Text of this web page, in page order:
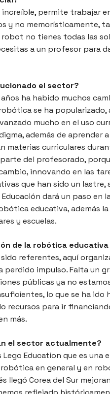
permite trabajar
y no memorísticamente,
robot no tienes todas las
a un profesor para
el sector?
ha habido muchos
se ha
mucho en el uso
además de
materias curriculares
del profesorado,
innovando en las
que han sido un lastre,
Educación dará un paso
educativa, además
y escuelas.
de la robótica
referentes, aquí
perdido impulso. Falta un
públicas ya no
lo que se ha ido
recursos para ir
más.
el sector actualmente?
Lego Education que es una
en general y en
llegó Corea del Sur